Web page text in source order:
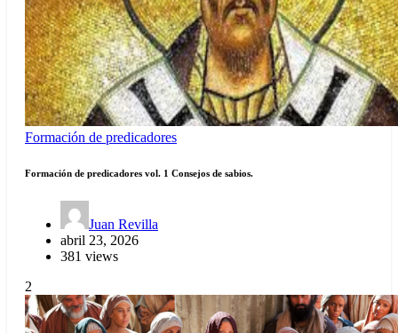
Formación de predicadores
Formación de predicadores vol. 1 Consejos de sabios.
Juan Revilla
abril 23, 2026
381 views
2